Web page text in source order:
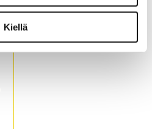
Kiellä
Tuotekoodi: 111.